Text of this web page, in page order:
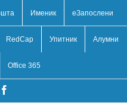
Именик eЗапослени
RedCap Упитник Алумни
Office 365